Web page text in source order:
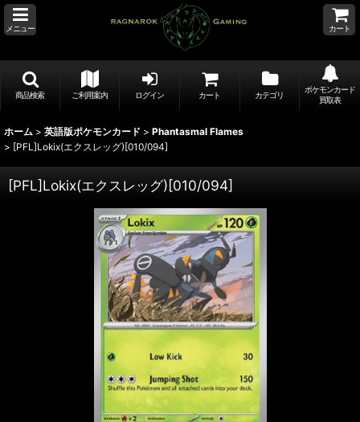
メニュー カート
商品検索 ご利用案内 ログイン カート カテゴリ
ポケモンカード
買取表
ホーム > 英語版ポケモンカード > Phantasmal Flames
> [PFL]Lokix(エクスレッグ)[010/094]
[PFL]Lokix(エクスレッグ)[010/094]